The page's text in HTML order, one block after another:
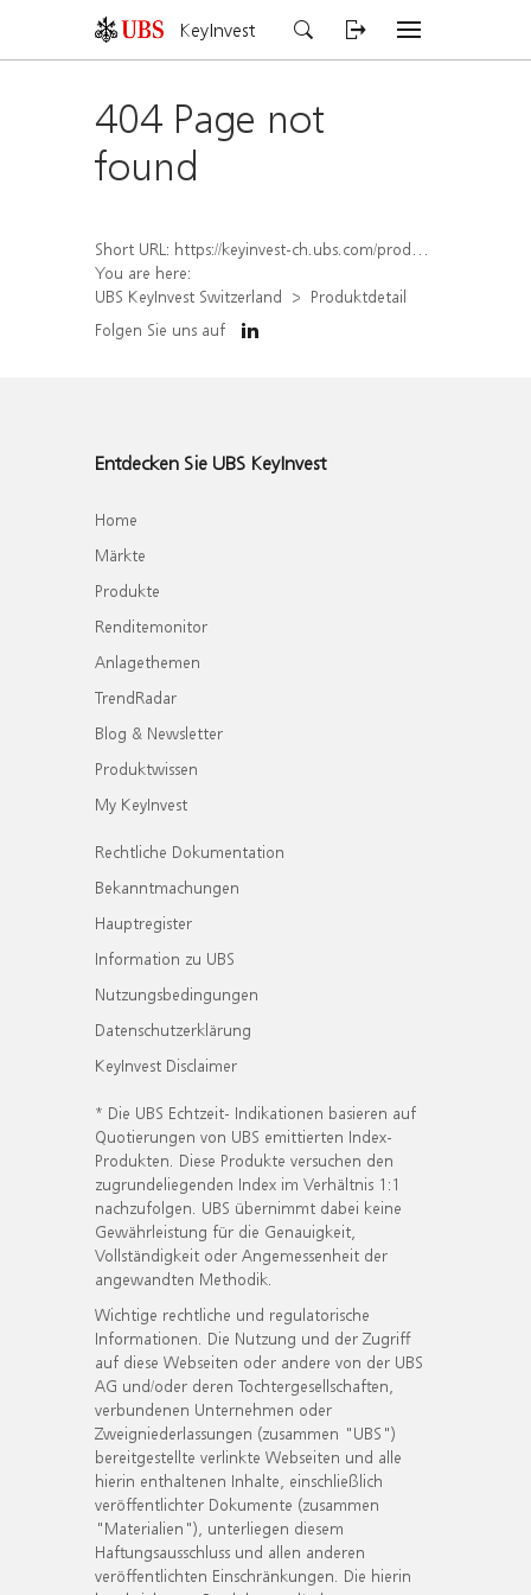
KeyInvest
404 Page not
found
Short URL: https://keyinvest-ch.ubs.com/produkt/detail/index/isin/CH1570502877
You are here:
UBS KeyInvest Switzerland
Produktdetail
Folgen Sie uns auf
Entdecken Sie UBS KeyInvest
Home
Märkte
Produkte
Renditemonitor
Anlagethemen
TrendRadar
Blog & Newsletter
Produktwissen
My KeyInvest
Rechtliche Dokumentation
Bekanntmachungen
Hauptregister
Information zu UBS
Nutzungsbedingungen
Datenschutzerklärung
KeyInvest Disclaimer
* Die UBS Echtzeit- Indikationen basieren auf
Quotierungen von UBS emittierten Index-
Produkten. Diese Produkte versuchen den
zugrundeliegenden Index im Verhältnis 1:1
nachzufolgen. UBS übernimmt dabei keine
Gewährleistung für die Genauigkeit,
Vollständigkeit oder Angemessenheit der
angewandten Methodik.
Wichtige rechtliche und regulatorische
Informationen. Die Nutzung und der Zugriff
auf diese Webseiten oder andere von der UBS
AG und/oder deren Tochtergesellschaften,
verbundenen Unternehmen oder
Zweigniederlassungen (zusammen "UBS")
bereitgestellte verlinkte Webseiten und alle
hierin enthaltenen Inhalte, einschließlich
veröffentlichter Dokumente (zusammen
"Materialien"), unterliegen diesem
Haftungsausschluss und allen anderen
veröffentlichten Einschränkungen. Die hierin